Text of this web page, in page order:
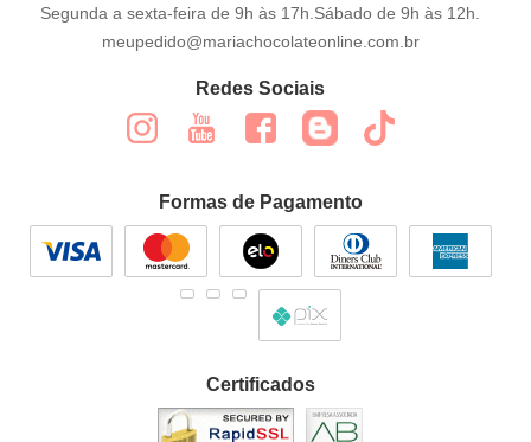
Segunda a sexta-feira de 9h às 17h.Sábado de 9h às 12h.
meupedido@mariachocolateonline.com.br
Redes Sociais
Formas de Pagamento
Certificados